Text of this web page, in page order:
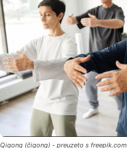
Qigong (čigong) - preuzeto s freepik.com